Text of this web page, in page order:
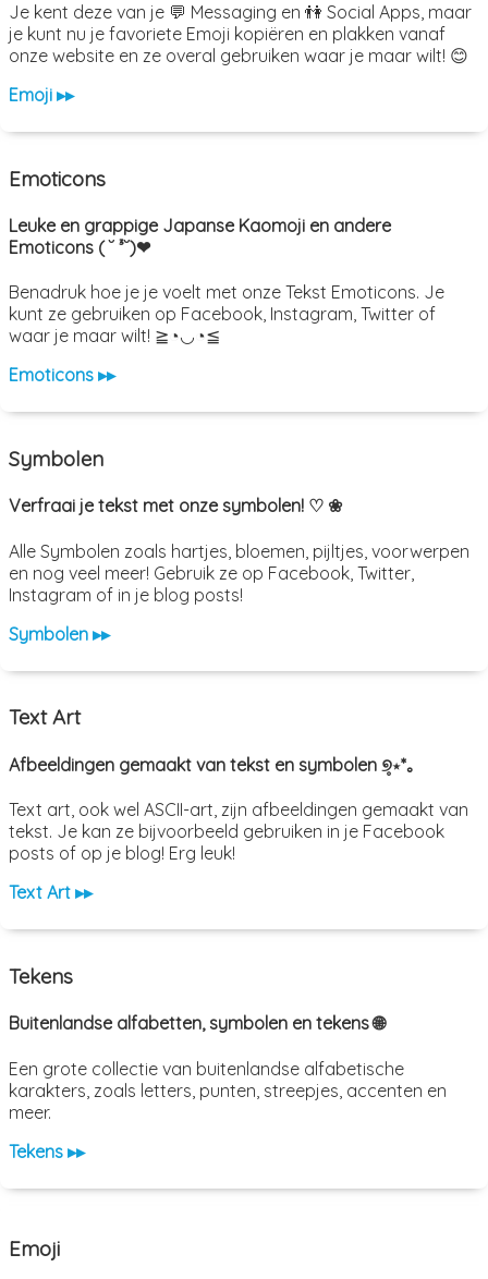
Je kent deze van je 💬 Messaging en 👫 Social Apps, maar
je kunt nu je favoriete Emoji kopiëren en plakken vanaf
onze website en ze overal gebruiken waar je maar wilt! 😊
Emoji ▸▸
Emoticons
Leuke en grappige Japanse Kaomoji en andere
Emoticons ( ˘ ³˘)❤
Benadruk hoe je je voelt met onze Tekst Emoticons. Je
kunt ze gebruiken op Facebook, Instagram, Twitter of
waar je maar wilt! ≧◔◡◔≦
Emoticons ▸▸
Symbolen
Verfraai je tekst met onze symbolen! ♡ ❀
Alle Symbolen zoals hartjes, bloemen, pijltjes, voorwerpen
en nog veel meer! Gebruik ze op Facebook, Twitter,
Instagram of in je blog posts!
Symbolen ▸▸
Text Art
Afbeeldingen gemaakt van tekst en symbolen ୭̥⋆*｡
Text art, ook wel ASCII-art, zijn afbeeldingen gemaakt van
tekst. Je kan ze bijvoorbeeld gebruiken in je Facebook
posts of op je blog! Erg leuk!
Text Art ▸▸
Tekens
Buitenlandse alfabetten, symbolen en tekens 🌐
Een grote collectie van buitenlandse alfabetische
karakters, zoals letters, punten, streepjes, accenten en
meer.
Tekens ▸▸
Emoji